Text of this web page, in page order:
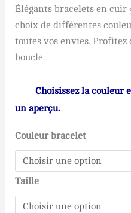
Élégants bracelets en cuir
choix de différentes
toutes vos envies.
boucle.
Choisissez la couleur
un aperçu.
Couleur bracelet
Taille